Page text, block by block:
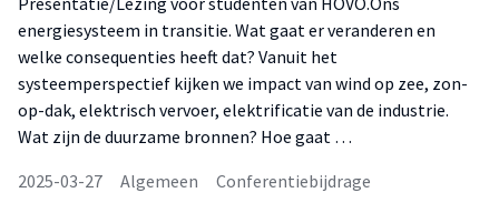
energiesysteem in transitie. Wat gaat er veranderen en
welke consequenties heeft dat? Vanuit het
systeemperspectief kijken we impact van wind op zee, zon-
op-dak, elektrisch vervoer, elektrificatie van de industrie.
Wat zijn de duurzame bronnen? Hoe gaat …
2025-03-27
Algemeen Conferentiebijdrage